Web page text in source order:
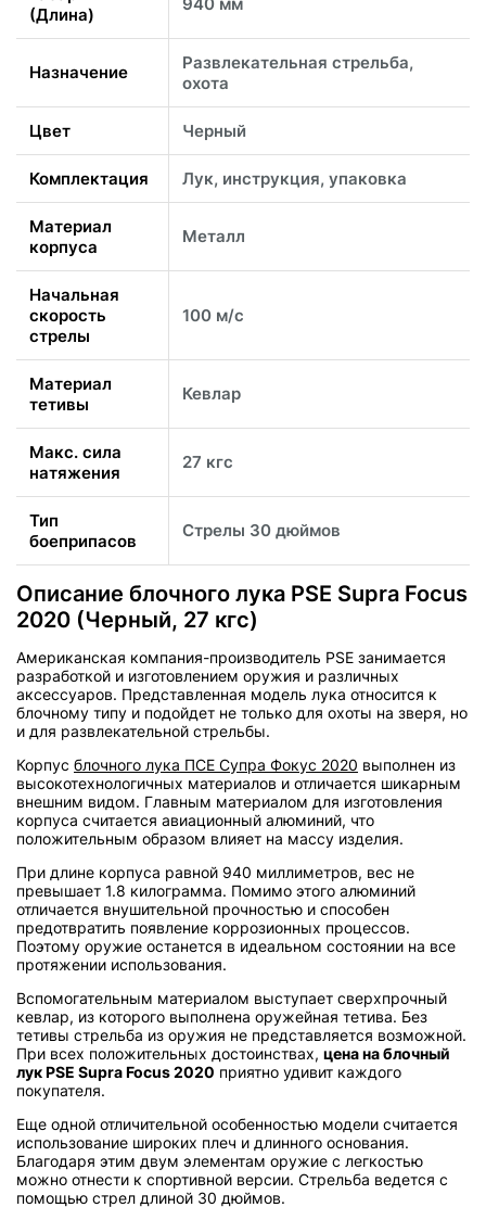
(Длина)
Назначение
Развлекательная стрельба,
охота
Цвет Черный
Комплектация Лук, инструкция, упаковка
Материал
корпуса
Металл
Начальная
скорость
стрелы
100 м/с
Материал
тетивы
Кевлар
Макс. сила
натяжения
27 кгс
Тип
боеприпасов
Стрелы 30 дюймов
Описание блочного лука PSE Supra Focus
2020 (Черный, 27 кгс)
Американская компания-производитель PSE занимается
разработкой и изготовлением оружия и различных
аксессуаров. Представленная модель лука относится к
блочному типу и подойдет не только для охоты на зверя, но
и для развлекательной стрельбы.
Корпус блочного лука ПСЕ Супра Фокус 2020 выполнен из
высокотехнологичных материалов и отличается шикарным
внешним видом. Главным материалом для изготовления
корпуса считается авиационный алюминий, что
положительным образом влияет на массу изделия.
При длине корпуса равной 940 миллиметров, вес не
превышает 1.8 килограмма. Помимо этого алюминий
отличается внушительной прочностью и способен
предотвратить появление коррозионных процессов.
Поэтому оружие останется в идеальном состоянии на все
протяжении использования.
Вспомогательным материалом выступает сверхпрочный
кевлар, из которого выполнена оружейная тетива. Без
тетивы стрельба из оружия не представляется возможной.
При всех положительных достоинствах, цена на блочный
лук PSE Supra Focus 2020 приятно удивит каждого
покупателя.
Еще одной отличительной особенностью модели считается
использование широких плеч и длинного основания.
Благодаря этим двум элементам оружие с легкостью
можно отнести к спортивной версии. Стрельба ведется с
помощью стрел длиной 30 дюймов.